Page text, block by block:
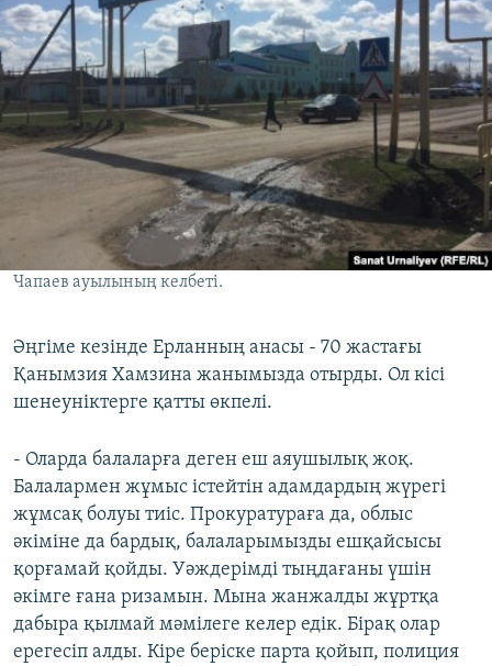
Чапаев ауылының келбеті.
​Әңгіме кезінде Ерланның анасы - 70 жастағы
Қанымзия Хамзина жанымызда отырды. Ол кісі
шенеуніктерге қатты өкпелі.
- Оларда балаларға деген еш аяушылық жоқ.
Балалармен жұмыс істейтін адамдардың жүрегі
жұмсақ болуы тиіс. Прокуратураға да, облыс
әкіміне да бардық, балаларымызды ешқайсысы
қорғамай қойды. Уәждерімді тыңдағаны үшін
әкімге ғана ризамын. Мына жанжалды жұртқа
дабыра қылмай мәмілеге келер едік. Бірақ олар
ерегесіп алды. Кіре беріске парта қойып, полиция